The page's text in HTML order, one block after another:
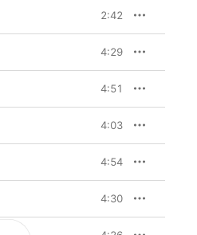
2:42
4:29
4:51
4:03
4:54
4:30